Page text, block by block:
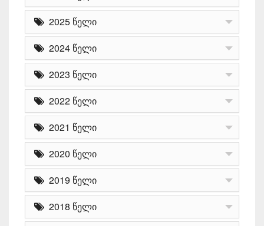
2025 წელი
2024 წელი
2023 წელი
2022 წელი
2021 წელი
2020 წელი
2019 წელი
2018 წელი